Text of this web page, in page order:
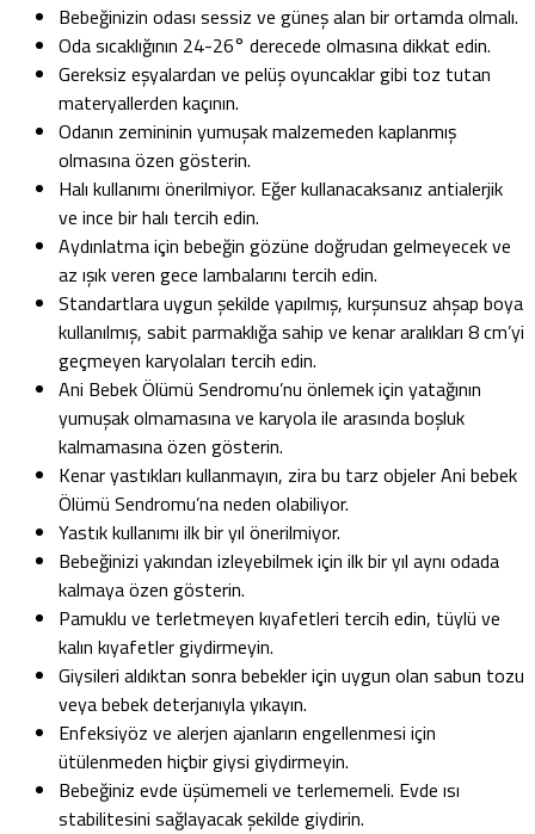
Bebeğinizin odası sessiz ve güneş alan bir ortamda olmalı.
Oda sıcaklığının 24-26° derecede olmasına dikkat edin.
Gereksiz eşyalardan ve pelüş oyuncaklar gibi toz tutan
materyallerden kaçının.
Odanın zemininin yumuşak malzemeden kaplanmış
olmasına özen gösterin.
Halı kullanımı önerilmiyor. Eğer kullanacaksanız antialerjik
ve ince bir halı tercih edin.
Aydınlatma için bebeğin gözüne doğrudan gelmeyecek ve
az ışık veren gece lambalarını tercih edin.
Standartlara uygun şekilde yapılmış, kurşunsuz ahşap boya
kullanılmış, sabit parmaklığa sahip ve kenar aralıkları 8 cm’yi
geçmeyen karyolaları tercih edin.
Ani Bebek Ölümü Sendromu’nu önlemek için yatağının
yumuşak olmamasına ve karyola ile arasında boşluk
kalmamasına özen gösterin.
Kenar yastıkları kullanmayın, zira bu tarz objeler Ani bebek
Ölümü Sendromu’na neden olabiliyor.
Yastık kullanımı ilk bir yıl önerilmiyor.
Bebeğinizi yakından izleyebilmek için ilk bir yıl aynı odada
kalmaya özen gösterin.
Pamuklu ve terletmeyen kıyafetleri tercih edin, tüylü ve
kalın kıyafetler giydirmeyin.
Giysileri aldıktan sonra bebekler için uygun olan sabun tozu
veya bebek deterjanıyla yıkayın.
Enfeksiyöz ve alerjen ajanların engellenmesi için
ütülenmeden hiçbir giysi giydirmeyin.
Bebeğiniz evde üşümemeli ve terlememeli. Evde ısı
stabilitesini sağlayacak şekilde giydirin.